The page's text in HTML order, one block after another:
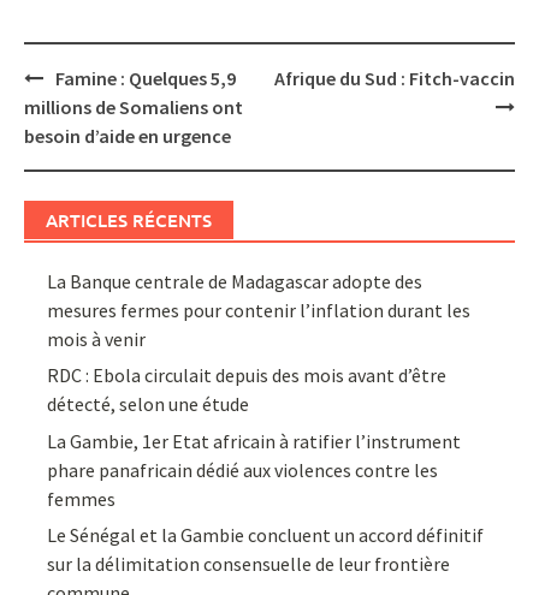
Post
navigation
Famine : Quelques 5,9
millions de Somaliens ont
besoin d’aide en urgence
Afrique du Sud : Fitch-vaccin
ARTICLES RÉCENTS
La Banque centrale de Madagascar adopte des
mesures fermes pour contenir l’inflation durant les
mois à venir
RDC : Ebola circulait depuis des mois avant d’être
détecté, selon une étude
La Gambie, 1er Etat africain à ratifier l’instrument
phare panafricain dédié aux violences contre les
femmes
Le Sénégal et la Gambie concluent un accord définitif
sur la délimitation consensuelle de leur frontière